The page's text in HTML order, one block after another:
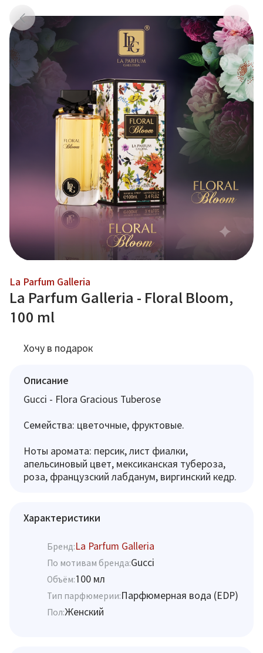
La Parfum Galleria
La Parfum Galleria - Floral Bloom,
100 ml
Хочу в подарок
Описание
Gucci - Flora Gracious Tuberose
Семейства: цветочные, фруктовые.
Ноты аромата: персик, лист фиалки,
апельсиновый цвет, мексиканская тубероза,
роза, французский лабданум, виргинский кедр.
Характеристики
Бренд:La Parfum Galleria
По мотивам бренда:Gucci
Объём:100 мл
Тип парфюмерии:Парфюмерная вода (EDP)
Пол:Женский